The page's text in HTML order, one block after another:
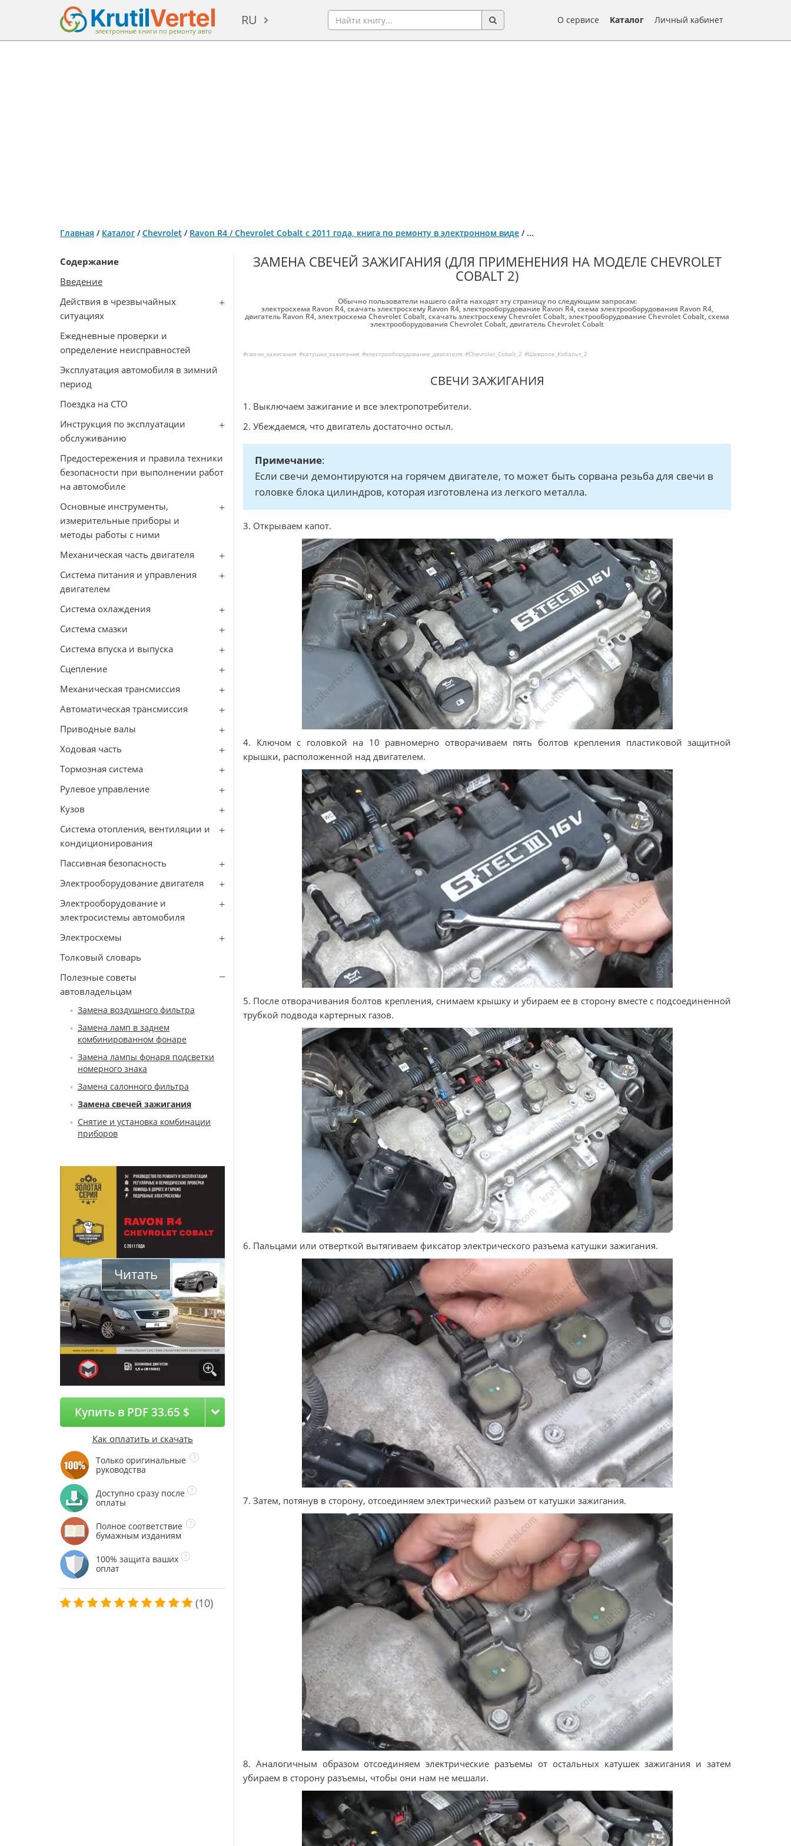
электронные книги по ремонту авто
RU О сервисе Каталог Личный кабинет
Главная / Каталог /Chevrolet / Ravon R4 / Chevrolet Cobalt с 2011 года, книга по ремонту в электронном виде / ...
Содержание
Введение
Действия в чрезвычайных
ситуациях
Ежедневные проверки и
определение неисправностей
Эксплуатация автомобиля в зимний
период
Поездка на СТО
Инструкция по эксплуатации
обслуживанию
Предостережения и правила техники
безопасности при выполнении работ
на автомобиле
Основные инструменты,
измерительные приборы и
методы работы с ними
Механическая часть двигателя
Система питания и управления
двигателем
Система охлаждения
Система смазки
Система впуска и выпуска
Сцепление
Механическая трансмиссия
Автоматическая трансмиссия
Приводные валы
Ходовая часть
Тормозная система
Рулевое управление
Кузов
Система отопления, вентиляции и
кондиционирования
Пассивная безопасность
Электрооборудование двигателя
Электрооборудование и
электросистемы автомобиля
Электросхемы
Толковый словарь
Полезные советы
автовладельцам
Замена воздушного фильтра
Замена ламп в заднем
комбинированном фонаре
Замена лампы фонаря подсветки
номерного знака
Замена салонного фильтра
Замена свечей зажигания
Снятие и установка комбинации
приборов
Читать
Купить в PDF 33.65 $
Как оплатить и скачать
Только оригинальные
руководства
Доступно сразу после
оплаты
Полное соответствие
бумажным изданиям
100% защита ваших
оплат
(10)
ЗАМЕНА СВЕЧЕЙ ЗАЖИГАНИЯ (ДЛЯ ПРИМЕНЕНИЯ НА МОДЕЛЕ CHEVROLET
COBALT 2)
Обычно пользователи нашего сайта находят эту страницу по следующим запросам:
электросхема Ravon R4,скачать электросхему Ravon R4,электрооборудование Ravon R4,схема электрооборудования Ravon R4,
двигатель Ravon R4,электросхема Chevrolet Cobalt,скачать электросхему Chevrolet Cobalt,электрооборудование Chevrolet Cobalt,схема
электрооборудования Chevrolet Cobalt,двигатель Chevrolet Cobalt
#свечи_зажигания #катушки_зажигания #электрооборудование_двигателя #Chevrolet_Cobalt_2 #Шевроле_Кобальт_2
СВЕЧИ ЗАЖИГАНИЯ
1. Выключаем зажигание и все электропотребители.
2. Убеждаемся, что двигатель достаточно остыл.
Примечание:
Если свечи демонтируются на горячем двигателе, то может быть сорвана резьба для свечи в
головке блока цилиндров, которая изготовлена из легкого металла.
3. Открываем капот.
4. Ключом с головкой на 10 равномерно отворачиваем пять болтов крепления пластиковой защитной
крышки, расположенной над двигателем.
5. После отворачивания болтов крепления, снимаем крышку и убираем ее в сторону вместе с подсоединенной
трубкой подвода картерных газов.
6. Пальцами или отверткой вытягиваем фиксатор электрического разъема катушки зажигания.
7. Затем, потянув в сторону, отсоединяем электрический разъем от катушки зажигания.
8. Аналогичным образом отсоединяем электрические разъемы от остальных катушек зажигания и затем
убираем в сторону разъемы, чтобы они нам не мешали.